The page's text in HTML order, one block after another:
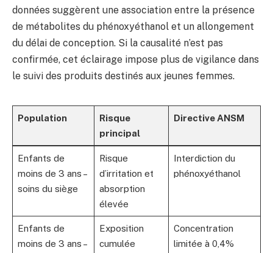
données suggèrent une association entre la présence
de métabolites du phénoxyéthanol et un allongement
du délai de conception. Si la causalité n’est pas
confirmée, cet éclairage impose plus de vigilance dans
le suivi des produits destinés aux jeunes femmes.
Population
Risque
principal
Directive ANSM
Enfants de
moins de 3 ans –
soins du siège
Risque
d’irritation et
absorption
élevée
Interdiction du
phénoxyéthanol
Enfants de
moins de 3 ans –
Exposition
cumulée
Concentration
limitée à 0,4%